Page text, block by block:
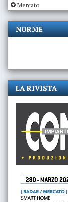
Mercato
NORME
LA RIVISTA